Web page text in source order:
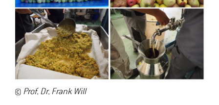
© Prof. Dr. Frank Will